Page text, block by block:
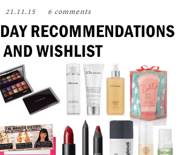
21.11.15 6 comments